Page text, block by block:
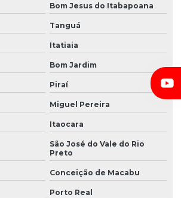
Bom Jesus do Itabapoana
Tanguá
Itatiaia
Bom Jardim
Piraí
Miguel Pereira
Itaocara
São José do Vale do Rio
Preto
Conceição de Macabu
Porto Real